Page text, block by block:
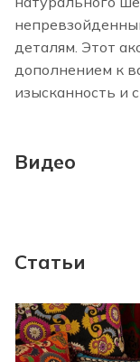
деталям. Этот
дополнением к
изысканность и
Видео
Статьи